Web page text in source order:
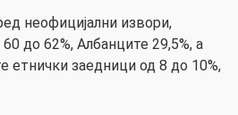
неофицијални извори,
до 62%, Албанците 29,5%, а
етнички заедници од 8 до 10%,